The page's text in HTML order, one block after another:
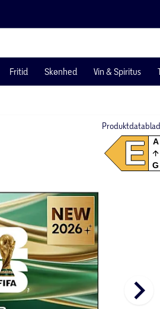
Fritid Skønhed Vin & Spiritus
Produktdatablad
E A
G
keyboard_arrow_right